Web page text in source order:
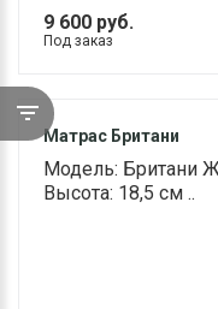
9 600 руб.
Под заказ
Матрас Британи
Модель: Британи
Высота: 18,5 см ..